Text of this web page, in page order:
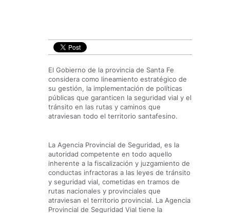
El Gobierno de la provincia de Santa Fe
considera como lineamiento estratégico de
su gestión, la implementación de políticas
públicas que garanticen la seguridad vial y el
tránsito en las rutas y caminos que
atraviesan todo el territorio santafesino.
La Agencia Provincial de Seguridad, es la
autoridad competente en todo aquello
inherente a la fiscalización y juzgamiento de
conductas infractoras a las leyes de tránsito
y seguridad vial, cometidas en tramos de
rutas nacionales y provinciales que
atraviesan el territorio provincial. La Agencia
Provincial de Seguridad Vial tiene la